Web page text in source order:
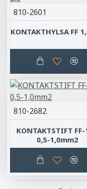
810-2601
KONTAKTHYLSA FF
810-2682
KONTAKTSTIFT
0,5-1,0mm2